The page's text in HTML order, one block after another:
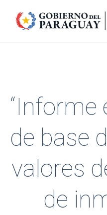
“Informe
de base
valores
de